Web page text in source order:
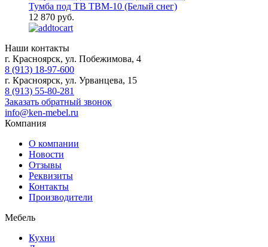
Тумба под ТВ ТВМ-10 (Белый снег)
12 870 руб.
Наши контакты
г. Красноярск, ул. Побежимова, 4
8 (913) 18-97-600
г. Красноярск, ул. Урванцева, 15
8 (913) 55-80-281
Заказать обратный звонок
info@ken-mebel.ru
Компания
О компании
Новости
Отзывы
Реквизиты
Контакты
Производители
Мебель
Кухни